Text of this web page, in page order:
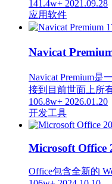
141.4w+ 2021.09.28
应用软件
Navicat
Navicat Premium
接到目前世面上所
106.8w+ 2026.01.20
开发工具
Microsoft Office
Office包含全新的